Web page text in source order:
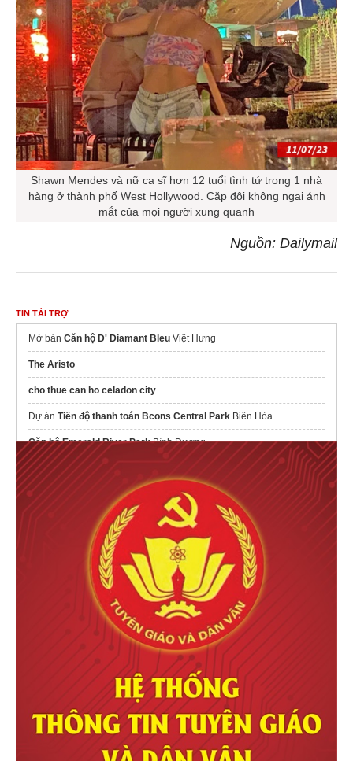
Shawn Mendes và nữ ca sĩ hơn 12 tuổi tình tứ trong 1 nhà
hàng ở thành phố West Hollywood. Cặp đôi không ngại ánh
mắt của mọi người xung quanh
Nguồn: Dailymail
TIN TÀI TRỢ
Mở bán Căn hộ D' Diamant Bleu Việt Hưng
The Aristo
cho thue can ho celadon city
Dự án Tiến độ thanh toán Bcons Central Park Biên Hòa
Căn hộ Emerald River ParkBình Dương
Thông tin căn hộSerena Riverside
Giỏ hàng đẹp MT Eastmark City 2026
sửa nhà trọn gói tại hà nội
thông tin chi tiết dự án lotte eco smart city Mai Chí Thọ
chính sách bán hàngsunshine river park
Đà Nẵng DowntownSun Group